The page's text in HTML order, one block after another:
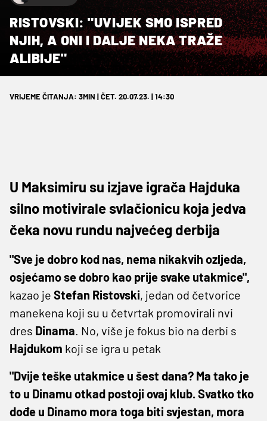
RISTOVSKI: "UVIJEK SMO ISPRED
NJIH, A ONI I DALJE NEKA TRAŽE
ALIBIJE"
VRIJEME ČITANJA: 3MIN | ČET. 20.07.23. | 14:30
U Maksimiru su izjave igrača Hajduka
silno motivirale svlačionicu koja jedva
čeka novu rundu najvećeg derbija
"Sve je dobro kod nas, nema nikakvih ozljeda,
osjećamo se dobro kao prije svake utakmice",
kazao je Stefan Ristovski, jedan od četvorice
manekena koji su u četvrtak promovirali nvi
dres Dinama. No, više je fokus bio na derbi s
Hajdukom koji se igra u petak
"Dvije teške utakmice u šest dana? Ma tako je
to u Dinamu otkad postoji ovaj klub. Svatko tko
dođe u Dinamo mora toga biti svjestan, mora